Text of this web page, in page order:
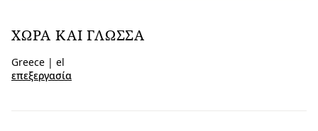
ΧΏΡΑ ΚΑΙ ΓΛΏΣΣΑ
Greece | el
επεξεργασία